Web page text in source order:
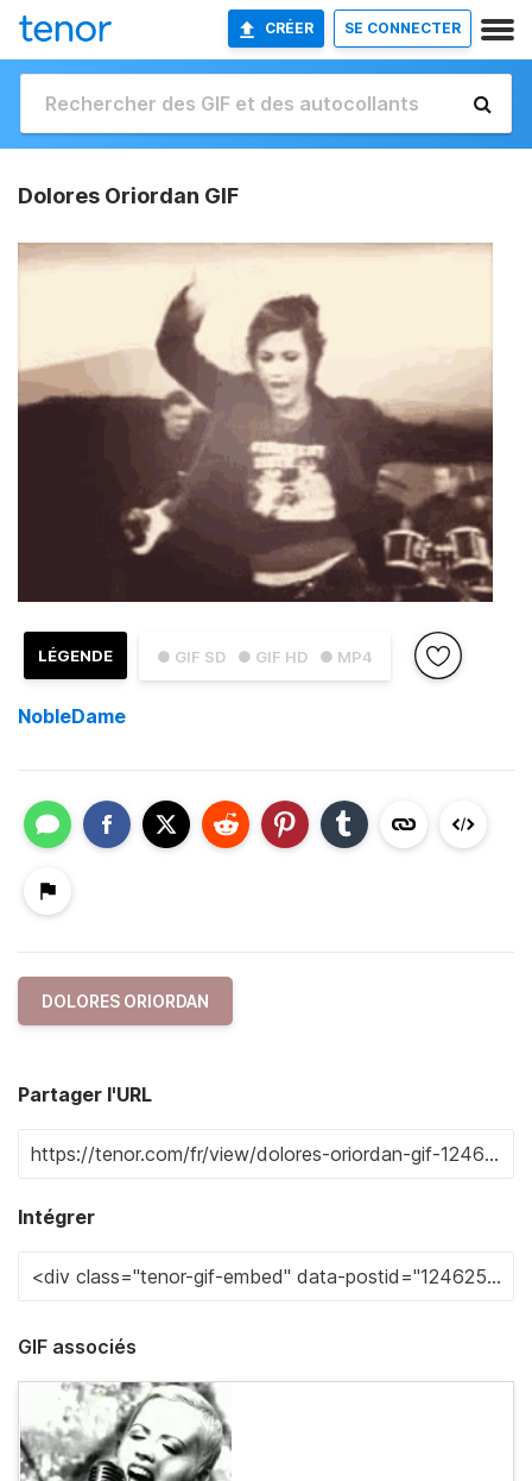
CRÉER SE CONNECTER
Dolores Oriordan GIF
● GIF SD ● GIF HD ● MP4
LÉGENDE
NobleDame
DOLORES ORIORDAN
Partager l'URL
Intégrer
GIF associés